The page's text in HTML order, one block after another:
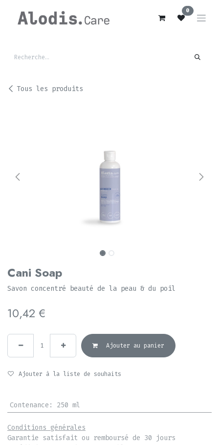
0
Tous les produits
Cani Soap
Savon concentré beauté de la peau & du poil
10,42 €
Ajouter au panier
Ajouter à la liste de souhaits
Contenance : 250 ml
Conditions générales
Garantie satisfait ou remboursé de 30 jours